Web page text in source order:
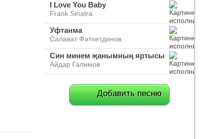
I Love You Baby
Frank Sinatra
Уфтанма
Салават Фатхетдинов
Син минем җанымның яртысы
Айдар Галимов
Добавить песню